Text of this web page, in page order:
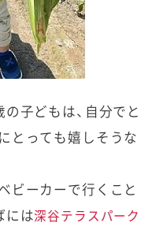
子どもは、自分でと
とっても嬉しそうな
ビーカーで行くこと
には深谷テラスパーク